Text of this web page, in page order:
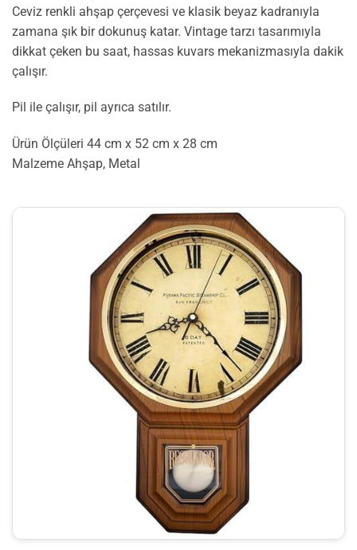
Ceviz renkli ahşap çerçevesi ve klasik beyaz kadranıyla
zamana şık bir dokunuş katar. Vintage tarzı tasarımıyla
dikkat çeken bu saat, hassas kuvars mekanizmasıyla dakik
çalışır.
Pil ile çalışır, pil ayrıca satılır.
Ürün Ölçüleri 44 cm x 52 cm x 28 cm
Malzeme Ahşap, Metal